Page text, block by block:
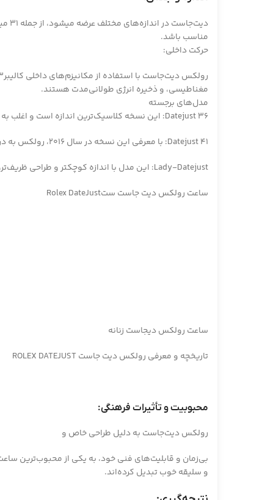
مناسب باشد.
حرکت داخلی:
مغناطیسی، و ذخیره انرژی طولانی‌مدت هستند.
مدل‌های برجسته
Datejust 36: این نسخه کلاسیک‌ترین اندازه است و اغلب به عنوان “اندازه اصلی” دیت‌جاست شناخته میشود. این مدل برای کسانی که به دنبال یک ساعت کلاسیک و همه‌کاره هستند، بسیار محبوب است.
Datejust 41: با معرفی این نسخه در سال 2016، رولکس به درخواست‌های مشتریانی که خواهان ساعت‌های بزرگ‌تر بودند پاسخ داد. این مدل نیز همان طراحی کلاسیک را حفظ می‌کند، اما با قطر بزرگ‌تر صفحه.
Lady-Datejust: این مدل با اندازه کوچکتر و طراحی ظریف‌تر، مخصوص خانم‌ها طراحی شده و از همان ویژگی‌های بارز مدل‌های مردانه برخوردارمیباشد.
ساعت رولکس دیت جاست ستRolex DateJust
ساعت رولکس دیجاست زنانه
تاریخچه و معرفی رولکس دیت جاست ROLEX DATEJUST
محبوبیت و تأثیرات فرهنگی:
رولکس دیت‌جاست به دلیل طراحی خاص و
بی‌زمان و قابلیت‌های فنی خود، به یکی از محبوب‌ترین
و سلیقه خوب تبدیل کرده‌اند.